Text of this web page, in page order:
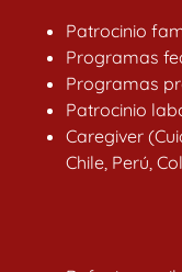
Patrocinio
Programas
Programas
Patrocinio
Caregiver
Chile, Perú,